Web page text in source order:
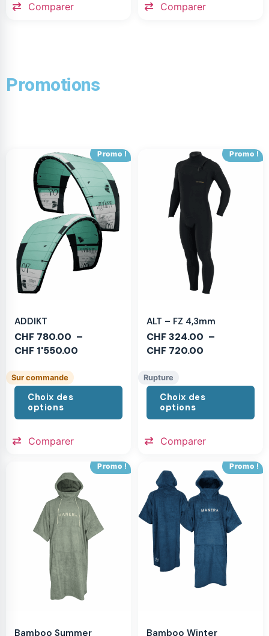
Comparer Comparer
Promotions
Promo !
ADDIKT
CHF 780.00 –
CHF 1'550.00
Sur commande
Choix des
options
Comparer
Promo !
ALT – FZ 4,3mm
CHF324.00 –
CHF 720.00
Rupture
Choix des
options
Comparer
Promo !
Bamboo Summer
Promo !
Bamboo Winter